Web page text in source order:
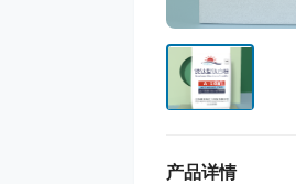
产品详情